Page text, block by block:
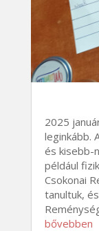
2025
leginkább.
és kisebb-
például
Csokonai
tanultuk,
bővebben